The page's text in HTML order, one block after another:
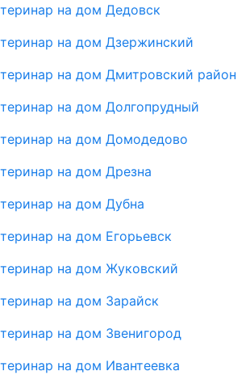
на дом Дедовск
на дом Дзержинский
на дом Дмитровский район
на дом Долгопрудный
на дом Домодедово
на дом Дрезна
на дом Дубна
на дом Егорьевск
на дом Жуковский
на дом Зарайск
на дом Звенигород
на дом Ивантеевка